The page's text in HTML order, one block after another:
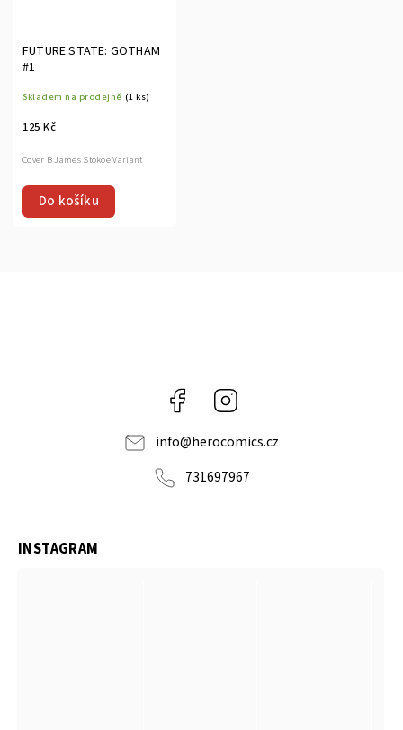
FUTURE STATE: GOTHAM
#1
Skladem na prodejně (1 ks)
125 Kč
Do košíku
Cover B James Stokoe Variant
Facebook
info@herocomics.cz
731697967
INSTAGRAM